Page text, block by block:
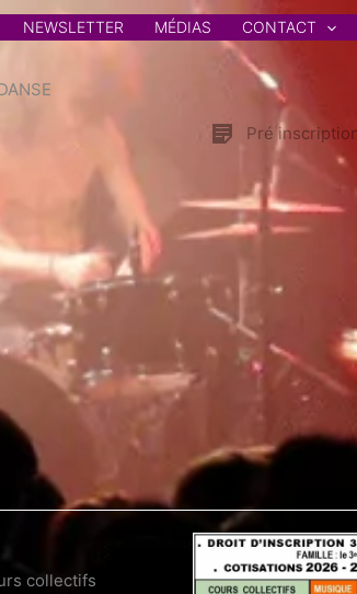
NEWSLETTER MÉDIAS CONTACT
Pré
collectifs